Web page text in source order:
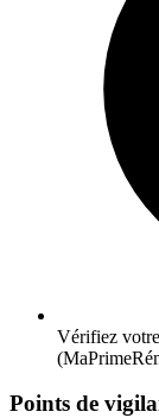
Vérifiez
Points de